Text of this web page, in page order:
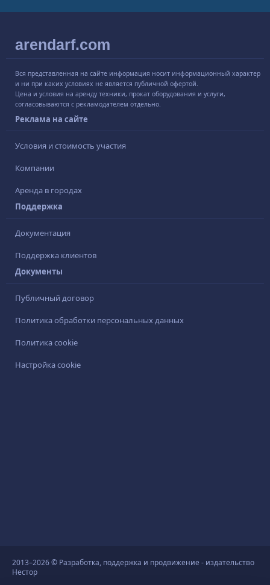
arendarf.com
Вся представленная на сайте информация носит информационный характер
и ни при каких условиях не является публичной офертой.
Цена и условия на аренду техники, прокат оборудования и услуги,
согласовываются с рекламодателем отдельно.
Реклама на сайте
Условия и стоимость участия
Компании
Аренда в городах
Поддержка
Документация
Поддержка клиентов
Документы
Публичный договор
Политика обработки персональных данных
Политика cookie
Настройка cookie
2013–2026 © Разработка, поддержка и продвижение - издательство
Нестор